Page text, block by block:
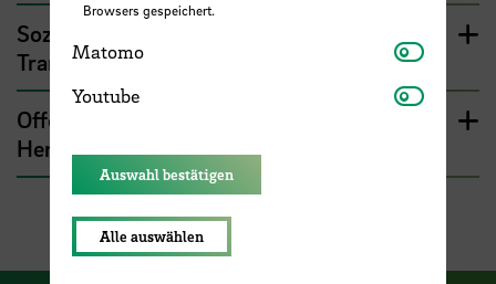
Soziale Arbeit in der digitalen
Transformation
Offene Altenhilfe in Bremen – Aktuelle
Herausforderungen im Arbeitsfeld
Browsers gespeichert.
Matomo Matomo
Youtube Youtube
Auswahl bestätigen
Alle auswählen